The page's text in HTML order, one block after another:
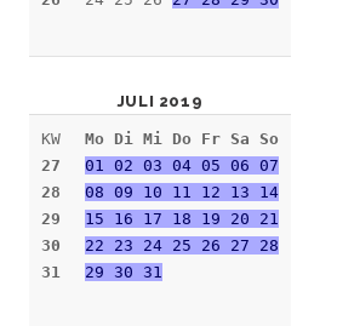
JULI 2019
KW
27
28
29
30
31
Mo Di Mi Do Fr Sa So
01 02 03 04 05 06 07
08 09 10 11 12 13 14
15 16 17 18 19 20 21
22 23 24 25 26 27 28
29 30 31